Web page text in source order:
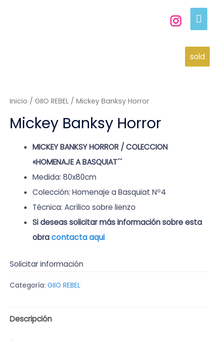
sold
Inicio / GIIO REBEL / Mickey Banksy Horror
Mickey Banksy Horror
MICKEY BANKSY HORROR / COLECCION
«HOMENAJE A BASQUIAT´´
Medida: 80x80cm
Colección: Homenaje a Basquiat Nº4
Técnica: Acrílico sobre lienzo
Si deseas solicitar más información sobre esta
obracontacta aqui
Solicitar información
Categoría: GIIO REBEL
Descripción